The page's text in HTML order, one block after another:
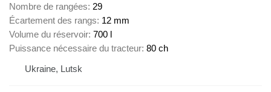
Nombre de rangées 29
Écartement des rangs 12 mm
Volume du réservoir 700 l
Puissance nécessaire du tracteur 80 ch
Ukraine, Lutsk